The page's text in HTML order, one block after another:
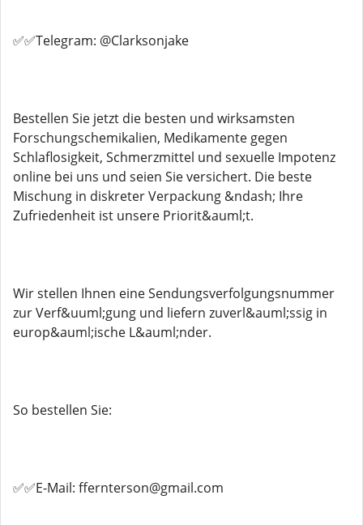
✅✅Telegram: @Clarksonjake
Bestellen Sie jetzt die besten und wirksamsten
Forschungschemikalien, Medikamente gegen
Schlaflosigkeit, Schmerzmittel und sexuelle Impotenz
online bei uns und seien Sie versichert. Die beste
Mischung in diskreter Verpackung &ndash; Ihre
Zufriedenheit ist unsere Priorit&auml;t.
Wir stellen Ihnen eine Sendungsverfolgungsnummer
zur Verf&uuml;gung und liefern zuverl&auml;ssig in
europ&auml;ische L&auml;nder.
So bestellen Sie:
✅✅E-Mail: ffernterson@gmail.com